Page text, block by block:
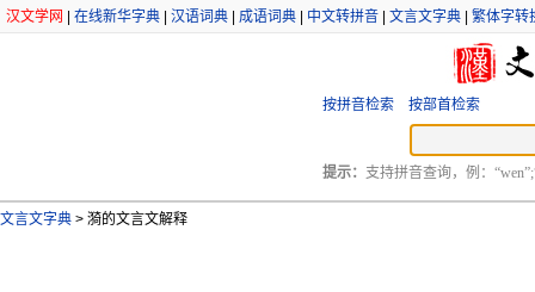
汉文学网 在线新华字典 汉语词典 成语词典 中文转拼音 文言文字典 繁体字转
按拼音检索 按部首检索
提示： 支持拼音查询，例：
文言文字典 > 漪的文言文解释